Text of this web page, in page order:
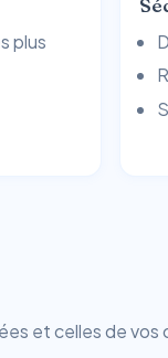
plus
et celles de